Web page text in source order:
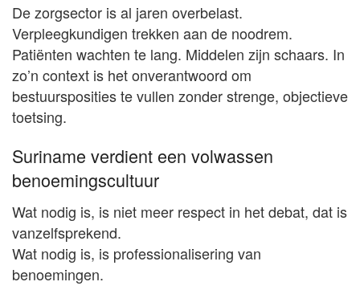
De zorgsector is al jaren overbelast.
Verpleegkundigen trekken aan de noodrem.
Patiënten wachten te lang. Middelen zijn schaars. In
zo’n context is het onverantwoord om
bestuursposities te vullen zonder strenge, objectieve
toetsing.
Suriname verdient een volwassen
benoemingscultuur
Wat nodig is, is niet meer respect in het debat, dat is
vanzelfsprekend.
Wat nodig is, is professionalisering van
benoemingen.